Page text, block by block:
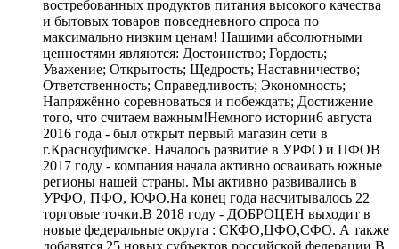
востребованных продуктов питания высокого качества
и бытовых товаров повседневного спроса по
максимально низким ценам! Нашими абсолютными
ценностями являются: Достоинство; Гордость;
Уважение; Открытость; Щедрость; Наставничество;
Ответственность; Справедливость; Экономность;
Напряжённо соревноваться и побеждать; Достижение
того, что считаем важным!Немного истории6 августа
2016 года - был открыт первый магазин сети в
г.Красноуфимске. Началось развитие в УРФО и ПФОВ
2017 году - компания начала активно осваивать южные
регионы нашей страны. Мы активно развивались в
УРФО, ПФО, ЮФО.На конец года насчитывалось 22
торговые точки.В 2018 году - ДОБРОЦЕН выходит в
новые федеральные округа : СКФО,ЦФО,СФО. А также
добавятся 25 новых субъектов российской федерации.В